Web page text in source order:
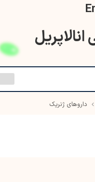
داروهای ژنریک